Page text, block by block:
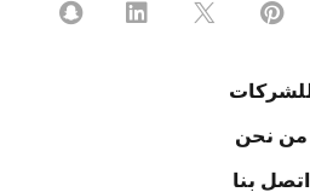
من نحن
اتصل بنا